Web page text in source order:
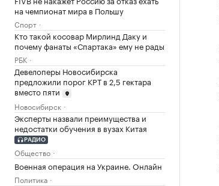
на чемпионат мира в Польшу
Спорт
Кто такой косовар Мирлинд Даку и
почему фанаты «Спартака» ему не рады
РБК
Девелоперы Новосибирска
предложили порог КРТ в 2,5 гектара
вместо пяти
Новосибирск
Эксперты назвали преимущества и
недостатки обучения в вузах Китая
РАДИО
Общество
Военная операция на Украине. Онлайн
Политика